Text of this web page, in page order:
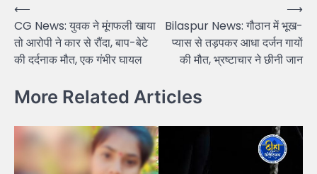
Post
navigation
⟵
CG News: युवक ने मूंगफली खाया
तो आरोपी ने कार से रौंदा, बाप-बेटे
की दर्दनाक मौत, एक गंभीर घायल
Bilaspur News: गौठान में भूख-
प्यास से तड़पकर आधा दर्जन गायों
की मौत, भ्रष्टाचार ने छीनी जान
⟶
More Related Articles